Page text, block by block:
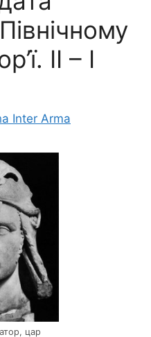
ІІ – І
Inter Arma
цар